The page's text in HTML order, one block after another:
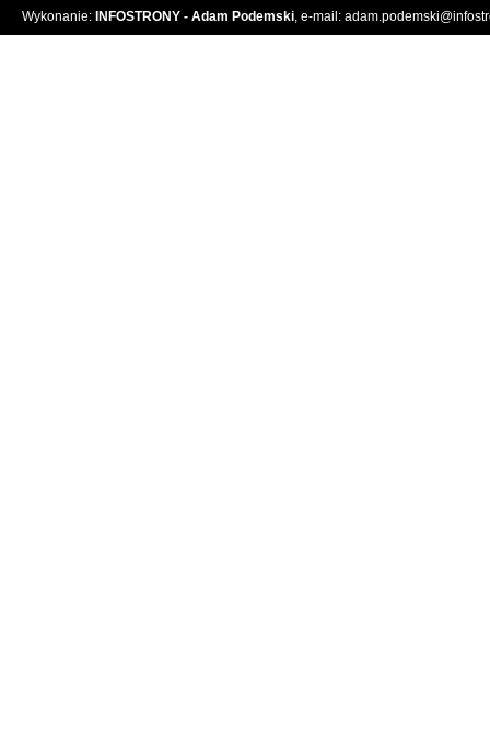
Wykonanie: INFOSTRONY - Adam Podemski, e-mail: